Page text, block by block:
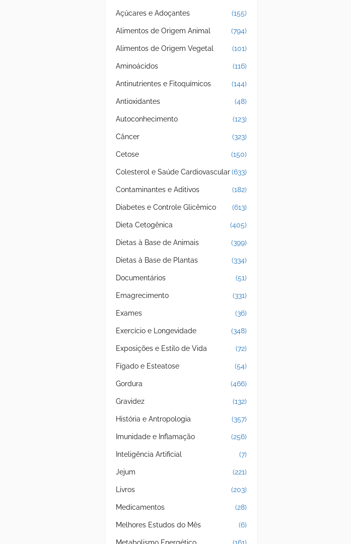
Açúcares e Adoçantes (155)
Alimentos de Origem Animal (794)
Alimentos de Origem Vegetal (101)
Aminoácidos (116)
Antinutrientes e Fitoquímicos (144)
Antioxidantes (48)
Autoconhecimento (123)
Câncer (323)
Cetose (150)
Colesterol e Saúde Cardiovascular(633)
Contaminantes e Aditivos (182)
Diabetes e Controle Glicêmico (613)
Dieta Cetogênica (405)
Dietas à Base de Animais (399)
Dietas à Base de Plantas (334)
Documentários (51)
Emagrecimento (331)
Exames (36)
Exercício e Longevidade (348)
Exposições e Estilo de Vida (72)
Fígado e Esteatose (54)
Gordura (466)
Gravidez (132)
História e Antropologia (357)
Imunidade e Inflamação (256)
Inteligência Artificial (7)
Jejum (221)
Livros (203)
Medicamentos (28)
Melhores Estudos do Mês (6)